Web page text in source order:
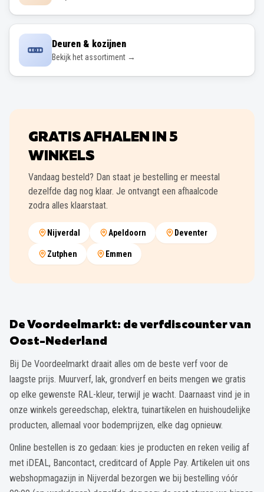
Deuren & kozijnen
Bekijk het assortiment →
GRATIS AFHALEN IN 5
WINKELS
Vandaag besteld? Dan staat je bestelling er meestal
dezelfde dag nog klaar. Je ontvangt een afhaalcode
zodra alles klaarstaat.
Nijverdal Apeldoorn Deventer
Zutphen Emmen
De Voordeelmarkt: de verfdiscounter van
Oost-Nederland
Bij De Voordeelmarkt draait alles om de beste verf voor de
laagste prijs. Muurverf, lak, grondverf en beits mengen we gratis
op elke gewenste RAL-kleur, terwijl je wacht. Daarnaast vind je in
onze winkels gereedschap, elektra, tuinartikelen en huishoudelijke
producten, allemaal voor bodemprijzen, elke dag opnieuw.
Online bestellen is zo gedaan: kies je producten en reken veilig af
met iDEAL, Bancontact, creditcard of Apple Pay. Artikelen uit ons
webshopmagazijn in Nijverdal bezorgen we bij bestelling vóór